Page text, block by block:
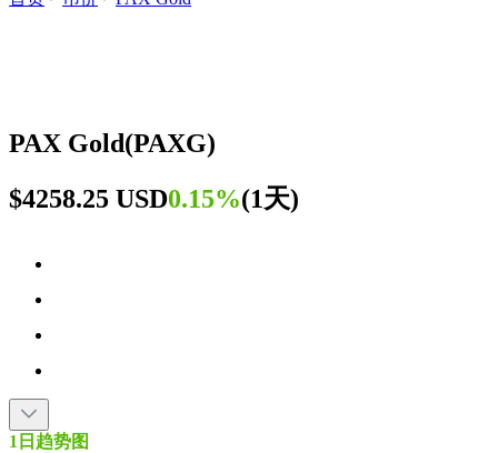
PAX Gold(PAXG)
$4258.25 USD0.15%(1天)
1日趋势图